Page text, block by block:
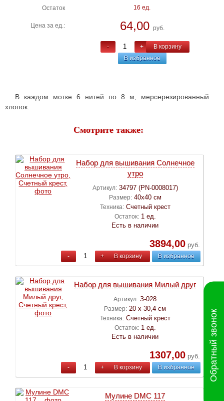
Остаток 16 ед.
Цена за ед.: 64,00 руб.
- +
В корзину
В избранное
В каждом мотке 6 нитей по 8 м, мерсерезированный
хлопок.
Смотрите также:
Набор для вышивания Cолнечное
утро
Артикул: 34797 (PN-0008017)
Размер: 40х40 см
Техника: Счетный крест
Остаток: 1 ед.
Есть в наличии
3894,00руб.
- + В корзину В избранное
Набор для вышивания Милый друг
Артикул: З-028
Размер: 20 х 30,4 см
Техника: Счетный крест
Остаток: 1 ед.
Есть в наличии
1307,00руб.
- + В корзину В избранное
Мулине DMC 117
Обратный звонок